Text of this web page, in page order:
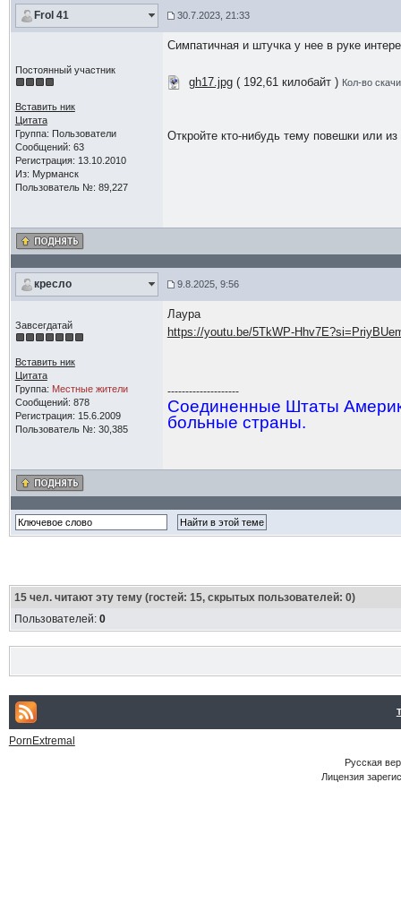
Frol 41 30.7.2023, 21:33
Постоянный участник
Вставить ник
Цитата
Группа: Пользователи
Сообщений: 63
Регистрация: 13.10.2010
Из: Мурманск
Пользователь №: 89,227
Симпатичная и штучка у нее в руке
gh17.jpg( 192,61 килобайт ) Кол-во
Откройте кто-нибудь тему повешки или
кресло 9.8.2025, 9:56
Завсегдатай
Вставить ник
Цитата
Группа: Местные жители
Сообщений: 878
Регистрация: 15.6.2009
Пользователь №: 30,385
Лаура
https://youtu.be/5TkWP-
--------------------
Соединенные Штаты
больные страны.
15чел. читают эту тему (гостей: 15, скрытых пользователей: 0)
Пользователей: 0
PornExtremal
Русская
Лицензия